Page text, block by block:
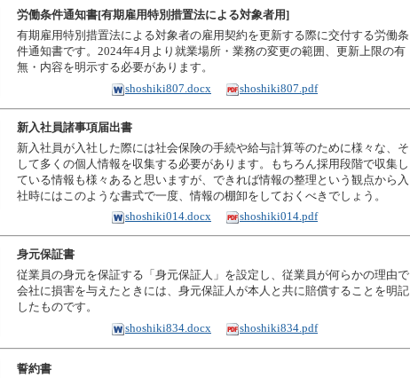
労働条件通知書[有期雇用特別措置法による対象者用]
有期雇用特別措置法による対象者の雇用契約を更新する際に交付する労働条
件通知書です。2024年4月より就業場所・業務の変更の範囲、更新上限の有
無・内容を明示する必要があります。
shoshiki807.docx
shoshiki807.pdf
新入社員諸事項届出書
新入社員が入社した際には社会保険の手続や給与計算等のために様々な、そ
して多くの個人情報を収集する必要があります。もちろん採用段階で収集し
ている情報も様々あると思いますが、できれば情報の整理という観点から入
社時にはこのような書式で一度、情報の棚卸をしておくべきでしょう。
shoshiki014.docx
shoshiki014.pdf
身元保証書
従業員の身元を保証する「身元保証人」を設定し、従業員が何らかの理由で
会社に損害を与えたときには、身元保証人が本人と共に賠償することを明記
したものです。
shoshiki834.docx
shoshiki834.pdf
誓約書